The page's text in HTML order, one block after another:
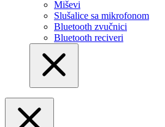
Miševi
Slušalice sa mikrofonom
Bluetooth zvučnici
Bluetooth reciveri